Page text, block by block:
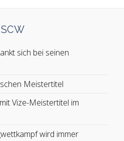
sich bei seinen
Meistertitel
Vize-Meistertitel im
wird immer